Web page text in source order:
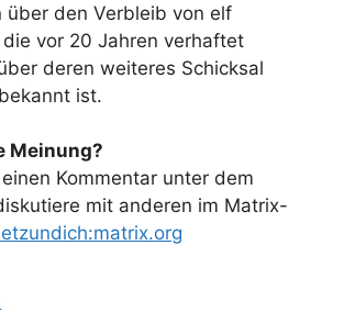
über den Verbleib von elf
vor 20 Jahren verhaftet
deren weiteres Schicksal
ist.
Meinung?
Kommentar unter dem
mit anderen im Matrix-